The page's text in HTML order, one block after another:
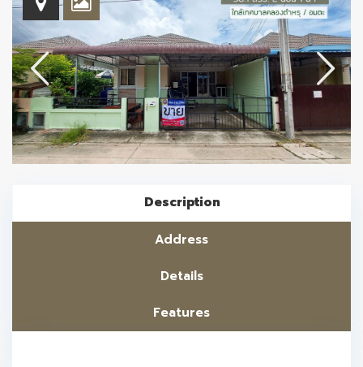
Description
Address
Details
Features